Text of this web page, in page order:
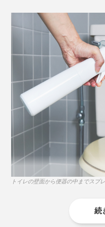
シュークローゼットの中や靴そのも
メーカーによると、何
うちに、剥がれる場所
生えにくい。
一般的な光触媒を利用
ウスクリーニング業者に
積を足しても、10畳分
上、お風呂なら
『CELSION』がコスト
ます。
安全性も◎。主成分の
物、プラチナナノコロ
して使われる成分です。
トイレの壁面から便器の中までスプ
続